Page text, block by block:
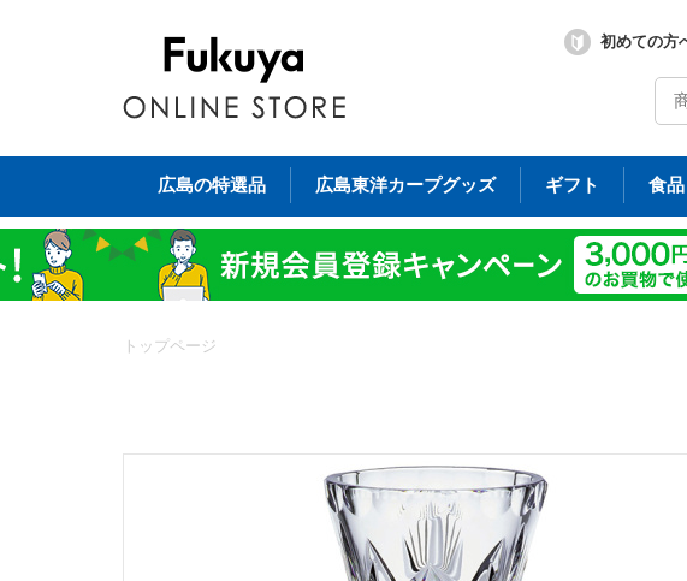
初めての方
広島の特選品 広島東洋カープグッズ ギフト 食品
トップページ